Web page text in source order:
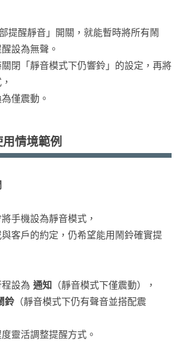
提醒靜音」開關，就能暫時將所有鬧
設為無聲。
閉「靜音模式下仍響鈴」的設定，再將
僅震動。
情境範例
手機設為靜音模式，
客戶的約定，仍希望能用鬧鈴確實提
設為 通知 （靜音模式下僅震動），
鈴 （靜音模式下仍有聲音並搭配震
靈活調整提醒方式。